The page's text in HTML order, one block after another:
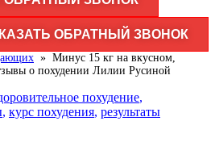
ОБРАТНЫЙ ЗВОНОК
» Минус 15 кг на вкусном,
о похудении Лилии Русиной
похудение,
, курс похудения, результаты